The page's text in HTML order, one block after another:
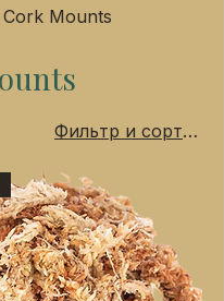
Cork Mounts
Фильтр и